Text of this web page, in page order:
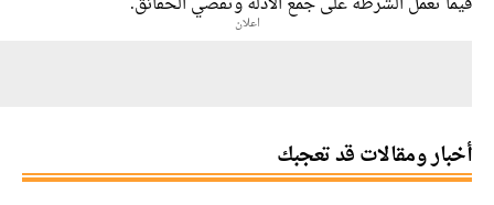
اعلان
ومقالات قد تعجبك